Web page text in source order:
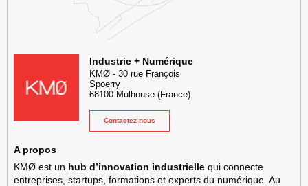
KMØ Hub d’innovation industrielle et lieu événementiel au cœur
Industrie + Numérique
KMØ- 30 rue François
Spoerry
68100 Mulhouse (France)
Contactez-nous
A propos
KMØ est un hub d’innovation industrielle qui connecte
entreprises, startups, formations et experts du numérique. Au